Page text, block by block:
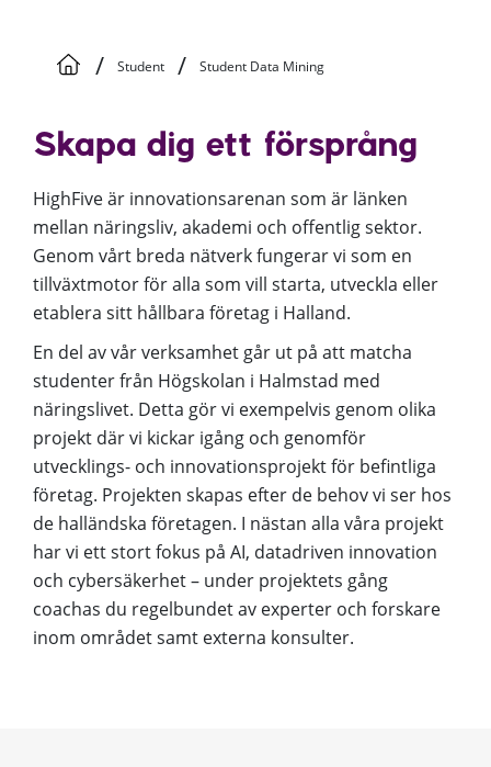
/ Student / Student Data Mining
Skapa dig ett försprång
HighFive är innovationsarenan som är länken
mellan näringsliv, akademi och offentlig sektor.
Genom vårt breda nätverk fungerar vi som en
tillväxtmotor för alla som vill starta, utveckla eller
etablera sitt hållbara företag i Halland.
En del av vår verksamhet går ut på att matcha
studenter från Högskolan i Halmstad med
näringslivet. Detta gör vi exempelvis genom olika
projekt där vi kickar igång och genomför
utvecklings- och innovationsprojekt för befintliga
företag. Projekten skapas efter de behov vi ser hos
de halländska företagen. I nästan alla våra projekt
har vi ett stort fokus på AI, datadriven innovation
och cybersäkerhet – under projektets gång
coachas du regelbundet av experter och forskare
inom området samt externa konsulter.